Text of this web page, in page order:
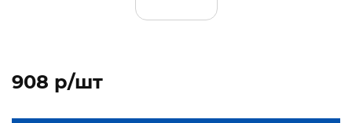
908 p/шт